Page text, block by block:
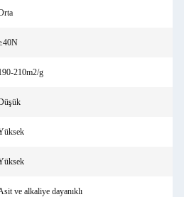
210m2/g
ve alkaliye dayanıklı